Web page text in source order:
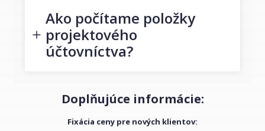
Ako počítame položky
projektového
účtovníctva?
Doplňujúce informácie:
Fixácia ceny pre nových klientov: